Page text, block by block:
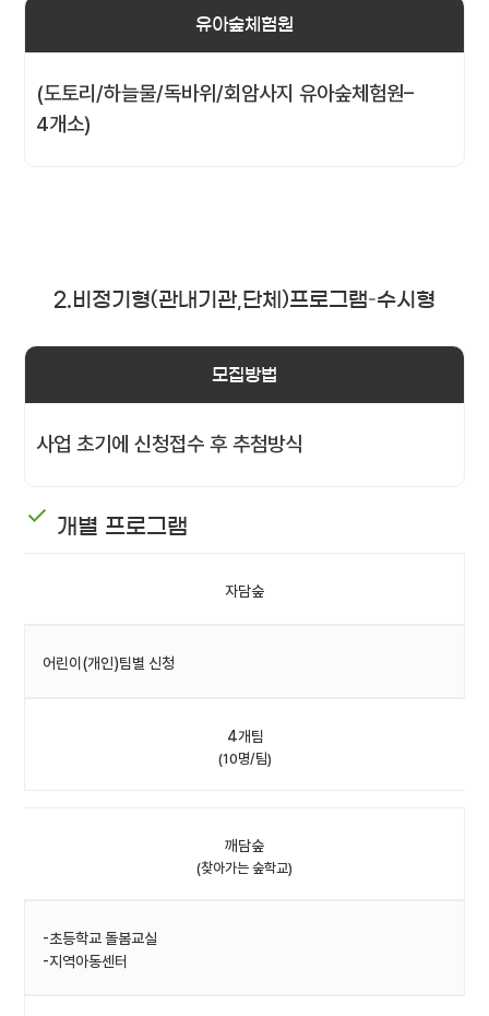
유아숲체험원
(도토리/하늘물/독바위/회암사지 유아숲체험원–
4개소)
2.비정기형(관내기관,단체)프로그램–수시형
모집방법
사업 초기에 신청접수 후 추첨방식
개별 프로그램
자담숲
어린이(개인)팀별 신청
4개팀
(10명/팀)
깨담숲
(찾아가는 숲학교)
-초등학교 돌봄교실
-지역아동센터